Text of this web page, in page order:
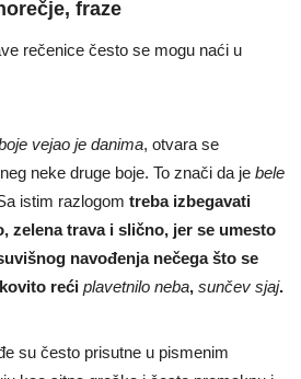
fraze
rečenice često se mogu naći u
vejao je danima, otvara se
neke druge boje. To znači da je bele
istim razlogom treba izbegavati
zelena trava i slično, jer se umesto
navođenja nečega što se
reći plavetnilo neba, sunčev sjaj.
su često prisutne u pismenim